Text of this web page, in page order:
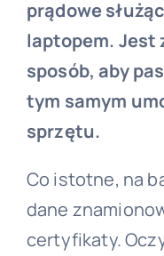
prądowe
laptopem. Jest
sposób, aby
tym samym
sprzętu.
Co istotne, na
dane
certyfikaty.